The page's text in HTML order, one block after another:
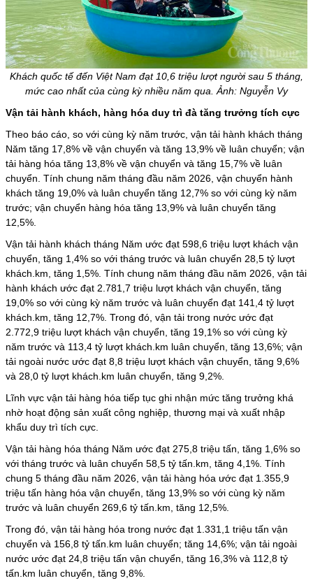
Khách quốc tế đến Việt Nam đạt 10,6 triệu lượt người sau 5 tháng,
mức cao nhất của cùng kỳ nhiều năm qua. Ảnh: Nguyễn Vy
Vận tải hành khách, hàng hóa duy trì đà tăng trưởng tích cực
Theo báo cáo, so với cùng kỳ năm trước, vận tải hành khách tháng
Năm tăng 17,8% về vận chuyển và tăng 13,9% về luân chuyển; vận
tải hàng hóa tăng 13,8% về vận chuyển và tăng 15,7% về luân
chuyển. Tính chung năm tháng đầu năm 2026, vận chuyển hành
khách tăng 19,0% và luân chuyển tăng 12,7% so với cùng kỳ năm
trước; vận chuyển hàng hóa tăng 13,9% và luân chuyển tăng
12,5%.
Vận tải hành khách tháng Năm ước đạt 598,6 triệu lượt khách vận
chuyển, tăng 1,4% so với tháng trước và luân chuyển 28,5 tỷ lượt
khách.km, tăng 1,5%. Tính chung năm tháng đầu năm 2026, vận tải
hành khách ước đạt 2.781,7 triệu lượt khách vận chuyển, tăng
19,0% so với cùng kỳ năm trước và luân chuyển đạt 141,4 tỷ lượt
khách.km, tăng 12,7%. Trong đó, vận tải trong nước ước đạt
2.772,9 triệu lượt khách vận chuyển, tăng 19,1% so với cùng kỳ
năm trước và 113,4 tỷ lượt khách.km luân chuyển, tăng 13,6%; vận
tải ngoài nước ước đạt 8,8 triệu lượt khách vận chuyển, tăng 9,6%
và 28,0 tỷ lượt khách.km luân chuyển, tăng 9,2%.
Lĩnh vực vận tải hàng hóa tiếp tục ghi nhận mức tăng trưởng khá
nhờ hoạt động sản xuất công nghiệp, thương mại và xuất nhập
khẩu duy trì tích cực.
Vận tải hàng hóa tháng Năm ước đạt 275,8 triệu tấn, tăng 1,6% so
với tháng trước và luân chuyển 58,5 tỷ tấn.km, tăng 4,1%. Tính
chung 5 tháng đầu năm 2026, vận tải hàng hóa ước đạt 1.355,9
triệu tấn hàng hóa vận chuyển, tăng 13,9% so với cùng kỳ năm
trước và luân chuyển 269,6 tỷ tấn.km, tăng 12,5%.
Trong đó, vận tải hàng hóa trong nước đạt 1.331,1 triệu tấn vận
chuyển và 156,8 tỷ tấn.km luân chuyển; tăng 14,6%; vận tải ngoài
nước ước đạt 24,8 triệu tấn vận chuyển, tăng 16,3% và 112,8 tỷ
tấn.km luân chuyển, tăng 9,8%.